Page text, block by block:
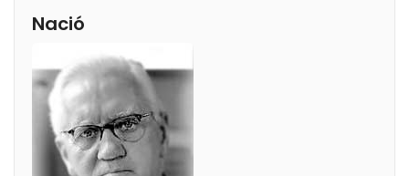
Nació